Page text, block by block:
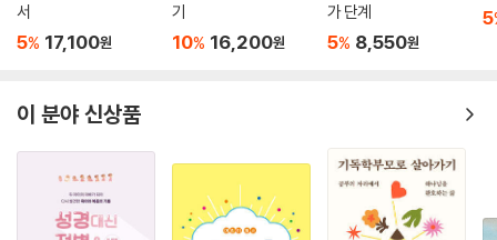
서
5% 17,100원
기
10% 16,200원
가 단계
5% 8,550원
5
이 분야 신상품